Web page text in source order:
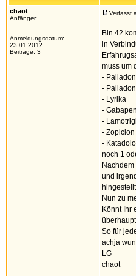
chaot
Anfänger
Anmeldungsdatum:
23.01.2012
Beiträge: 3
Verfasst
Bin 42
in
muss um
-
-
- Lyrika
-
-
-
-
noch 1
und
Nun zu
Könnt Ihr
So für
achja
LG
chaot